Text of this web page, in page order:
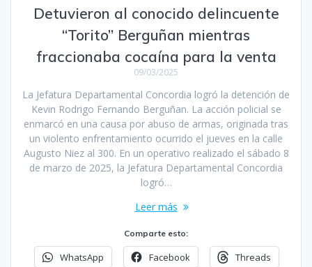
Detuvieron al conocido delincuente
“Torito” Berguñan mientras
fraccionaba cocaína para la venta
09/03/2025
La Jefatura Departamental Concordia logró la detención de
Kevin Rodrigo Fernando Berguñan. La acción policial se
enmarcó en una causa por abuso de armas, originada tras
un violento enfrentamiento ocurrido el jueves en la calle
Augusto Niez al 300. En un operativo realizado el sábado 8
de marzo de 2025, la Jefatura Departamental Concordia
logró…
Leer más
Comparte esto:
WhatsApp Facebook Threads